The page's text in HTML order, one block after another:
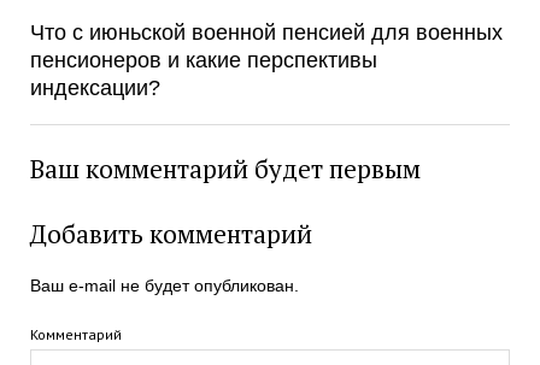
Что с июньской военной пенсией для военных
пенсионеров и какие перспективы
индексации?
Ваш комментарий будет первым
Добавить комментарий
Ваш e-mail не будет опубликован.
Комментарий